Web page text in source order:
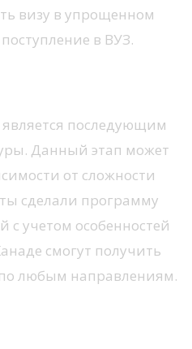
визу в упрощенном
в ВУЗ.
последующим
Данный этап может
от сложности
сделали программу
с учетом особенностей
смогут получить
любым направлениям.